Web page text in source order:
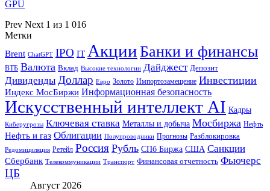
GPU
Prev Next 1 из 1 016
Метки
Brent ChatGPT IPO IT Акции Банки и финансы
ВТБ Валюта Вклад Высокие технологии Дайджест Депозит
Дивиденды Доллар Евро Золото Импортозамещение Инвестиции
Индекс МосБиржи Информационная безопасность
Искусственный интеллект AI Кадры
Киберугрозы Ключевая ставка Металлы и добыча Мосбиржа Нефть
Нефть и газ Облигации Полупроводники Прогнозы Разблокировка
Редомициляция Ретейл Россия Рубль СПб Биржа США Санкции
Сбербанк Телекоммуникации Транспорт Финансовая отчетность Фьючерс
ЦБ
Август 2026